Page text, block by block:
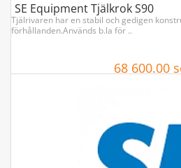
SE Equipment Tjälkrok S90
Tjälrivaren har en stabil och gedigen
förhållanden.Används b.la för ..
68 600.00